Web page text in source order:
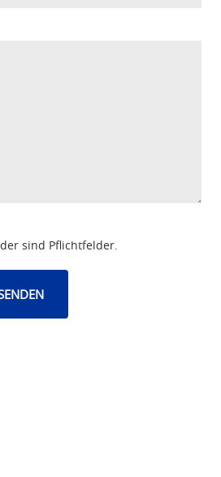
sind Pflichtfelder.